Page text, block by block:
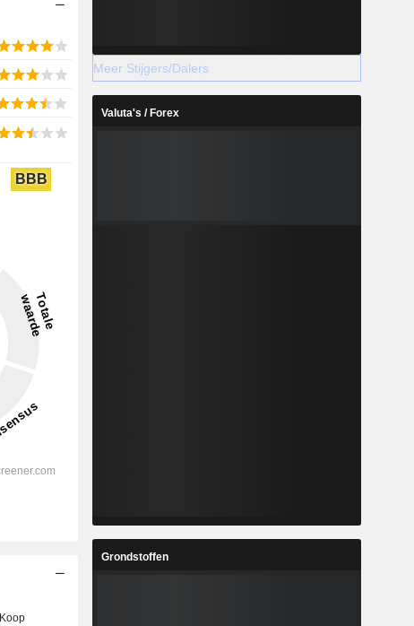
BBB
Koop
Meer Stijgers/Dalers
Valuta's / Forex
Grondstoffen